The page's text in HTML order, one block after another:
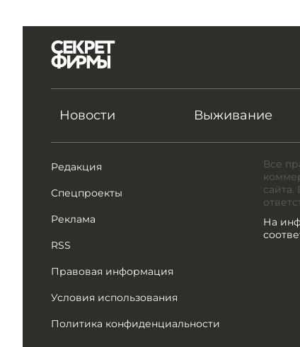
Новости Выживание
Редакция
Спецпроекты
Реклама
RSS
Правовая информация
Условия использования
Политика конфиденциальности
Все
На